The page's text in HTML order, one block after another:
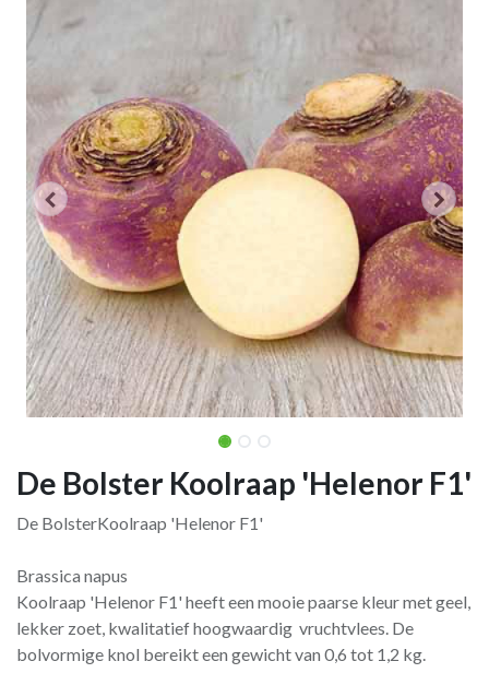
De Bolster Koolraap 'Helenor F1'
De BolsterKoolraap 'Helenor F1'
Brassica napus
Koolraap 'Helenor F1' heeft een mooie paarse kleur met geel,
lekker zoet, kwalitatief hoogwaardig vruchtvlees. De
bolvormige knol bereikt een gewicht van 0,6 tot 1,2 kg.